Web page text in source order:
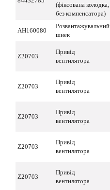
(фіксована колодка,
без компенсатора)
AH160080
Розвантажувальний
шнек
Z20703
Привід
вентилятора
Z20703
Привід
вентилятора
Z20703
Привід
вентилятора
Z20703
Привід
вентилятора
Z20703
Привід
вентилятора